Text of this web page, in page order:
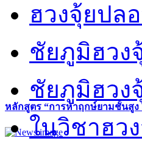
หลักสูตร “การหาฤกษ์ยามชั้นสู
ฮวงจุ้ยปล
ชัยภูมิฮวง
ชัยภูมิฮวง
ในวิชาฮว